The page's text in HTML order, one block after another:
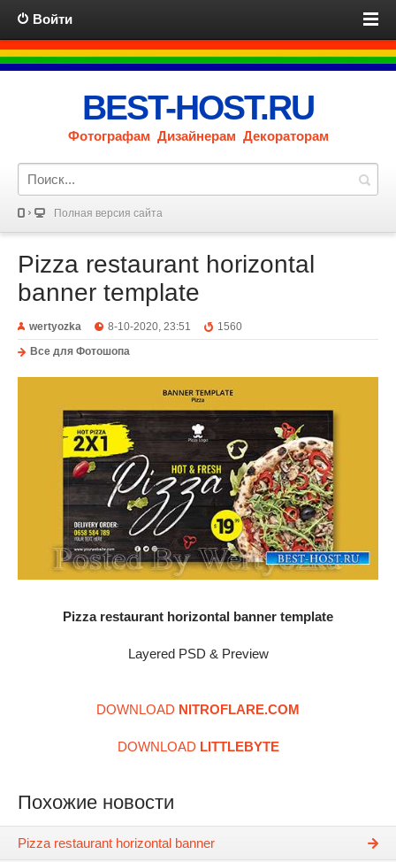
Войти
BEST-HOST.RU
Фотографам Дизайнерам Декораторам
Полная версия сайта
Pizza restaurant horizontal
banner template
wertyozka 8-10-2020, 23:51
1560
Все для Фотошопа
Pizza restaurant horizontal banner template
Layered PSD & Preview
DOWNLOAD NITROFLARE.COM
DOWNLOAD LITTLEBYTE
Похожие новости
Pizza restaurant horizontal banner